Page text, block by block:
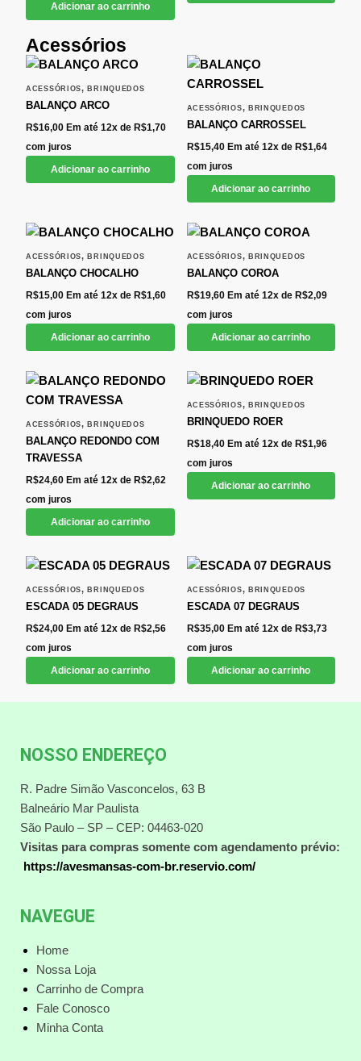
Adicionar ao carrinho
Acessórios
ACESSÓRIOS,BRINQUEDOS
BALANÇO ARCO
R$16,00 Em até 12x de R$1,70
com juros
Adicionar ao carrinho
ACESSÓRIOS, BRINQUEDOS
BALANÇO CARROSSEL
R$15,40 Em até 12x de R$1,64
com juros
Adicionar ao carrinho
ACESSÓRIOS,BRINQUEDOS
BALANÇO CHOCALHO
R$15,00 Em até 12x de R$1,60
com juros
Adicionar ao carrinho
ACESSÓRIOS, BRINQUEDOS
BALANÇO COROA
R$19,60 Em até 12x de R$2,09
com juros
Adicionar ao carrinho
ACESSÓRIOS,BRINQUEDOS
BALANÇO REDONDO COM
TRAVESSA
R$24,60 Em até 12x de R$2,62
com juros
Adicionar ao carrinho
ACESSÓRIOS, BRINQUEDOS
BRINQUEDO ROER
R$18,40 Em até 12x de R$1,96
com juros
Adicionar ao carrinho
ACESSÓRIOS,BRINQUEDOS
ESCADA 05 DEGRAUS
R$24,00 Em até 12x de R$2,56
com juros
Adicionar ao carrinho
ACESSÓRIOS, BRINQUEDOS
ESCADA 07 DEGRAUS
R$35,00 Em até 12x de R$3,73
com juros
Adicionar ao carrinho
NOSSO ENDEREÇO
R. Padre Simão Vasconcelos, 63 B
Balneário Mar Paulista
São Paulo – SP – CEP: 04463-020
Visitas para compras somente com agendamento prévio:
https://avesmansas-com-br.reservio.com/
NAVEGUE
Home
Nossa Loja
Carrinho de Compra
Fale Conosco
Minha Conta